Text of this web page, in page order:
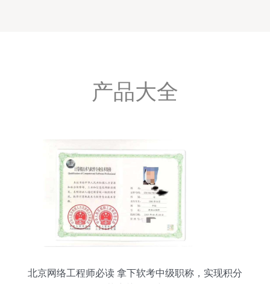
产品大全
北京网络工程师必读 拿下软考中级职称，实现积分